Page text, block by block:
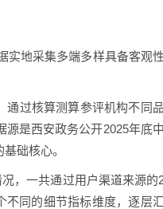
实地采集多端多样具备客观性
通过核算测算参评机构不同品
源是西安政务公开2025年底中
础核心。
，一共通过用户渠道来源的
不同的细节指标维度，逐层汇